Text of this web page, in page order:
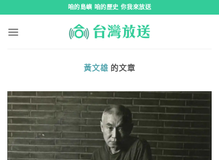
咱的島嶼 咱的歷史 你我來放送
黃文雄 的文章